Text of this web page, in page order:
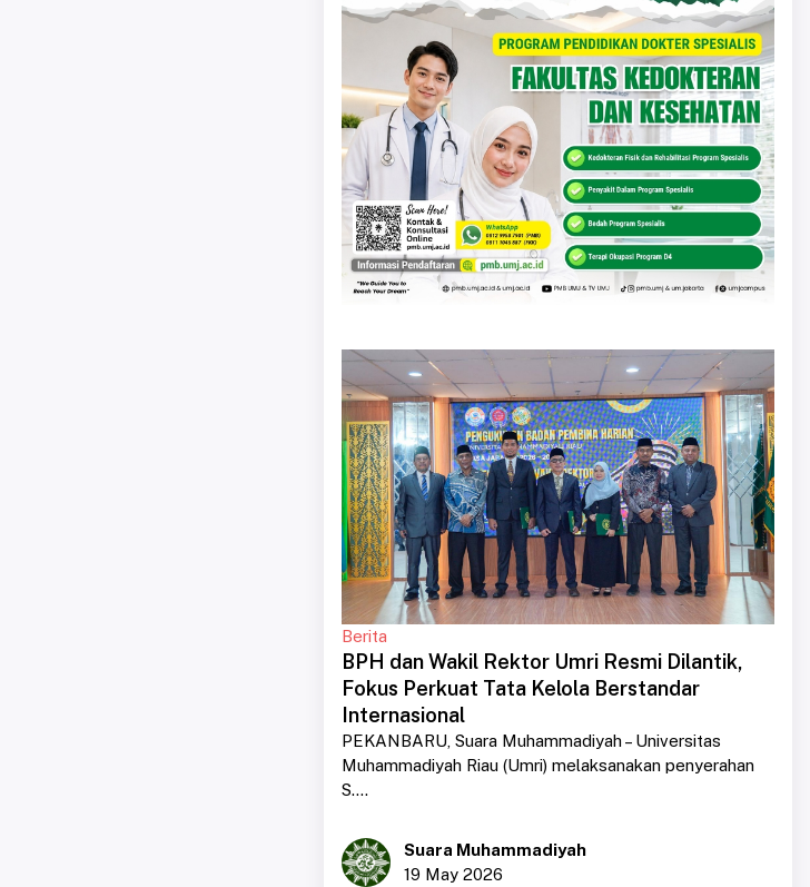
Berita
BPH dan Wakil Rektor Umri Resmi Dilantik,
Fokus Perkuat Tata Kelola Berstandar
Internasional
PEKANBARU, Suara Muhammadiyah – Universitas
Muhammadiyah Riau (Umri) melaksanakan penyerahan
S....
Suara Muhammadiyah
19 May 2026